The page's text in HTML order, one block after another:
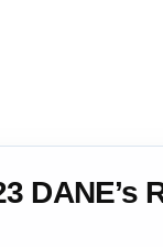
DANE’s